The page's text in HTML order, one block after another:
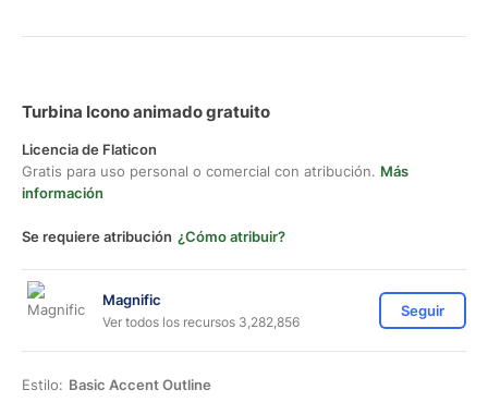
Turbina Icono animado gratuito
Licencia de Flaticon
Gratis para uso personal o comercial con atribución. Más
información
Se requiere atribución ¿Cómo atribuir?
Magnific
Ver todos los recursos 3,282,856
Seguir
Estilo: Basic Accent Outline